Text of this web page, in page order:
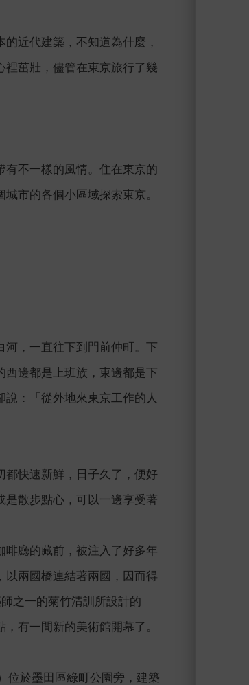
近代建築，不知道為什麼，
裡茁壯，儘管在東京旅行了幾
有不一樣的風情。住在東京的
市的各個小區域探索東京。
河，一直往下到門前仲町。下
西邊都是上班族，東邊都是下
：「從外地來東京工作的人
都快速新鮮，日子久了，便好
是散步點心，可以一邊享受著
廳的藏前，被注入了好多年
兩國橋連結著兩國，因而得
之一的菊竹清訓所設計的
有一間新的美術館開幕了。
位於墨田區綠町公園旁，建築